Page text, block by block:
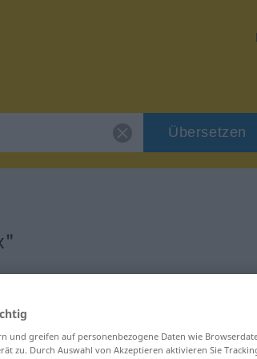
Übersetzen
und greifen auf personenbezogene Daten wie
zu. Durch Auswahl von Akzeptieren aktivieren Sie